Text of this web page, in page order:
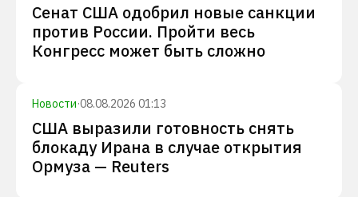
Сенат США одобрил новые санкции
против России. Пройти весь
Конгресс может быть сложно
Новости·08.08.2026 01:13
США выразили готовность снять
блокаду Ирана в случае открытия
Ормуза — Reuters